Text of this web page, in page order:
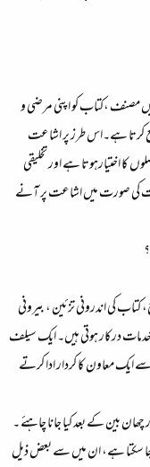
مصنف ،کتاب کو اپنی مرضی و
کرتا ہے۔اس طرز پر اشاعت
اختیارہوتا ہے اور تخلیقی
کی صورت میں اشاعت پر آنے
کی اندرونی تزئین ، بیرونی
درکار ہوتی ہیں۔ ایک سیلف
ایک معاون کا کردار ادا کرتے
چھان بین کے بعد کیا جانا چاہئے ۔
سکتا ہے، ان میں سے بعض ذیل